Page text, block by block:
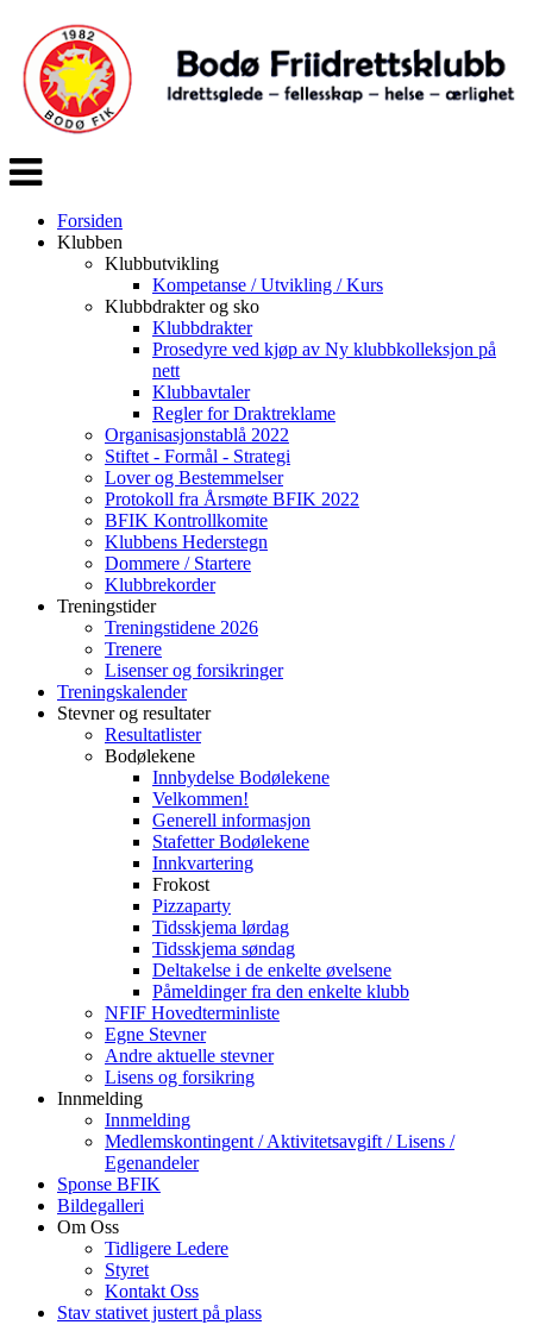
Veksle
navigasjon
Forsiden
Klubben
Klubbutvikling
Kompetanse / Utvikling / Kurs
Klubbdrakter og sko
Klubbdrakter
Prosedyre ved kjøp av Ny klubbkolleksjon på
nett
Klubbavtaler
Regler for Draktreklame
Organisasjonstablå 2022
Stiftet - Formål - Strategi
Lover og Bestemmelser
Protokoll fra Årsmøte BFIK 2022
BFIK Kontrollkomite
Klubbens Hederstegn
Dommere / Startere
Klubbrekorder
Treningstider
Treningstidene 2026
Trenere
Lisenser og forsikringer
Treningskalender
Stevner og resultater
Resultatlister
Bodølekene
Innbydelse Bodølekene
Velkommen!
Generell informasjon
Stafetter Bodølekene
Innkvartering
Frokost
Pizzaparty
Tidsskjema lørdag
Tidsskjema søndag
Deltakelse i de enkelte øvelsene
Påmeldinger fra den enkelte klubb
NFIF Hovedterminliste
Egne Stevner
Andre aktuelle stevner
Lisens og forsikring
Innmelding
Innmelding
Medlemskontingent / Aktivitetsavgift / Lisens /
Egenandeler
Sponse BFIK
Bildegalleri
Om Oss
Tidligere Ledere
Styret
Kontakt Oss
Stav stativet justert på plass